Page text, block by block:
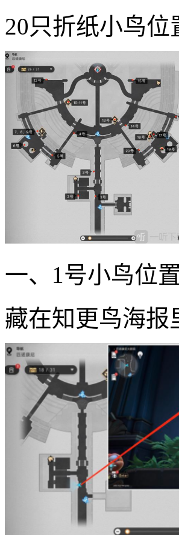
20只折纸小鸟位
一、1号小鸟位置
藏在知更鸟海报